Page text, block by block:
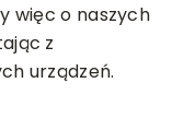
więc o naszych
z
urządzeń.